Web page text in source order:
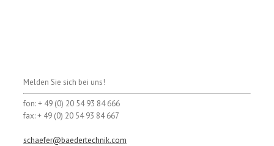
Melden Sie sich bei uns!
fon: + 49 (0) 20 54 93 84 666
fax: + 49 (0) 20 54 93 84 667
schaefer@baedertechnik.com